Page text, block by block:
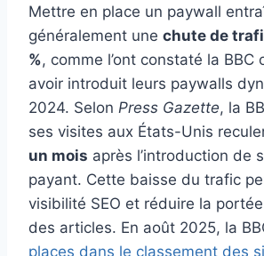
Mettre en place un paywall
généralement une chute de
%, comme l’ont constaté la BBC
avoir introduit leurs paywalls
2024. Selon Press Gazette, la
ses visites aux États-Unis
un mois après l’introduction de
payant. Cette baisse du trafic
visibilité SEO et réduire la
des articles. En août 2025, la
places dans le classement des